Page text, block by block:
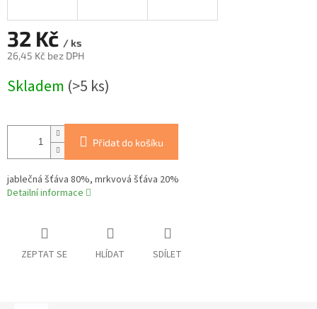
32 Kč / ks
26,45 Kč bez DPH
cena:
Skladem (>5 ks)
Přidat do košíku
jablečná šťáva 80%, mrkvová šťáva 20%
Detailní informace
ZEPTAT SE HLÍDAT SDÍLET